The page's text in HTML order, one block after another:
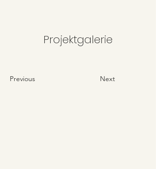
Projektgalerie
Previous Next